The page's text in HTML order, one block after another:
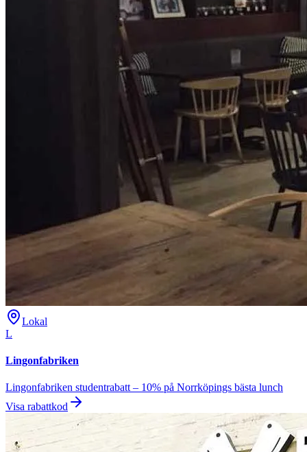
Lokal
L
Lingonfabriken
Lingonfabriken studentrabatt – 10% på Norrköpings bästa lunch
Visa rabattkod